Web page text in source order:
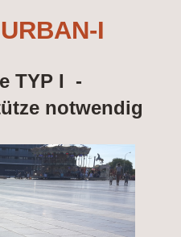
I
TYP I -
notwendig